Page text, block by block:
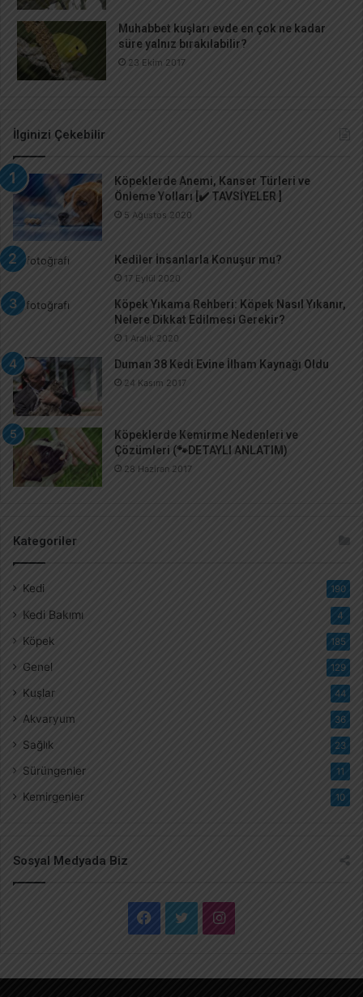
Muhabbet kuşları evde en çok ne kadar
süre yalnız bırakılabilir?
23 Ekim 2017
İlginizi Çekebilir
Köpeklerde Anemi, Kanser Türleri ve
Önleme Yolları [✔️ TAVSİYELER ]
5 Ağustos 2020
Kediler İnsanlarla Konuşur mu?
17 Eylül 2020
Köpek Yıkama Rehberi: Köpek Nasıl Yıkanır,
Nelere Dikkat Edilmesi Gerekir?
1 Aralık 2020
Duman 38 Kedi Evine İlham Kaynağı Oldu
24 Kasım 2017
Köpeklerde Kemirme Nedenleri ve
Çözümleri (🐾DETAYLI ANLATIM)
28 Haziran 2017
Kategoriler
Kedi 190
Kedi Bakımı 4
Köpek 185
Genel 129
Kuşlar 44
Akvaryum 36
Sağlık 23
Sürüngenler 11
Kemirgenler 10
Sosyal Medyada Biz
I